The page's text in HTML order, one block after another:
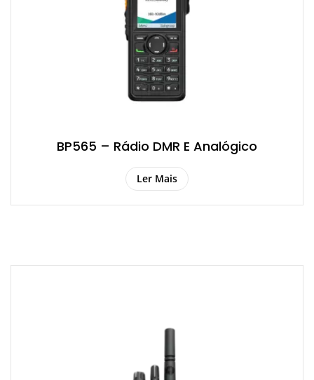
BP565 – Rádio DMR E Analógico
Ler Mais